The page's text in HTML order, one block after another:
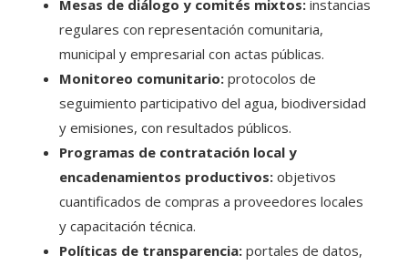
Mesas de diálogo y comités mixtos: instancias
regulares con representación comunitaria,
municipal y empresarial con actas públicas.
Monitoreo comunitario: protocolos de
seguimiento participativo del agua, biodiversidad
y emisiones, con resultados públicos.
Programas de contratación local y
encadenamientos productivos: objetivos
cuantificados de compras a proveedores locales
y capacitación técnica.
Políticas de transparencia: portales de datos,